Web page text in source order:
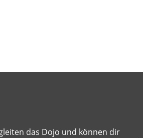
zu
das Dojo und können dir